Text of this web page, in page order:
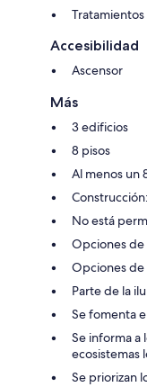
Tratamientos
Accesibilidad
Ascensor
Más
3 edificios
8 pisos
Al menos un
No está
Opciones de
Opciones de
Parte de la
Se fomenta
Se informa a
ecosistemas
Se priorizan